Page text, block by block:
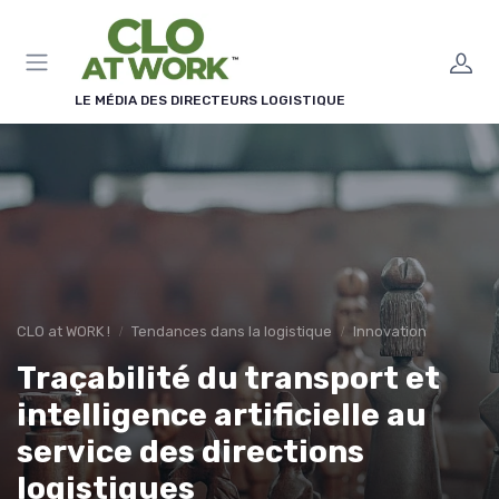
LE MÉDIA DES DIRECTEURS LOGISTIQUE
CLO at WORK ! Tendances dans la logistique Innovation
Traçabilité du transport et
intelligence artificielle au
service des directions
logistiques
Panneau de gestion des cookies